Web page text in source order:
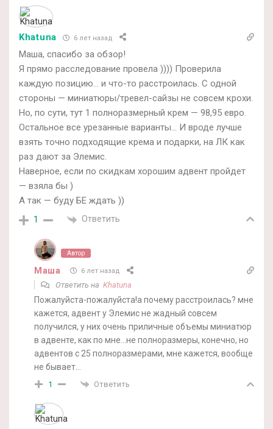
Khatuna 6 лет назад
Маша, спасибо за обзор!
Я прямо расследование провела )))) Проверила
каждую позицию… и что-то расстроилась. С одной
стороны — миниатюры/тревел-сайзы не совсем крохи.
Но, по сути, тут 1 полноразмерный крем — 98,95 евро.
Остальное все урезанные варианты… И вроде лучше
взять точно подходящие крема и подарки, на ЛК как
раз дают за Элемис.
Наверное, если по скидкам хорошим адвент пройдет
— взяла бы )
А так — буду БЕ ждать ))
1 Ответить
Автор
Маша 6 лет назад
Ответить на Khatuna
Пожалуйста-пожалуйста!а почему расстроилась? мне
кажется, адвент у Элемис не жадный совсем
получился, у них очень приличные объемы миниатюр
в адвенте, как по мне…не полноразмеры, конечно, но
адвентов с 25 полноразмерами, мне кажется, вообще
не бывает…
1 Ответить